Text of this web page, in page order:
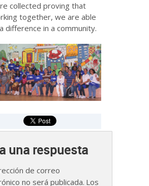
collected proving that
together, we are able
difference in a community.
una respuesta
de correo
no será publicada. Los